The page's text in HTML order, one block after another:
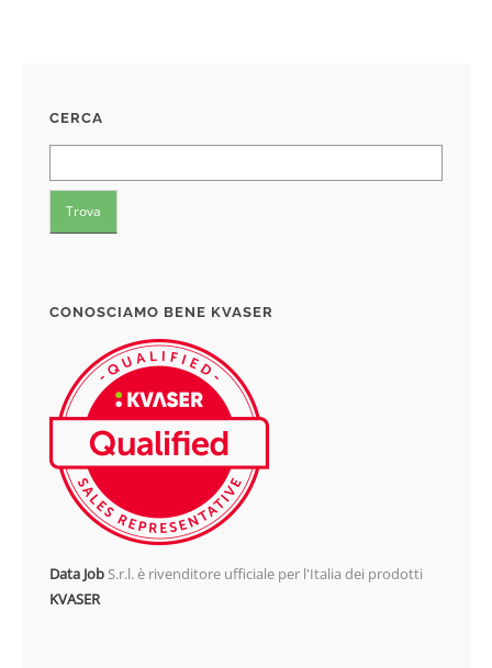
CERCA
CONOSCIAMO BENE KVASER
Data JobS.r.l. è rivenditore ufficiale per l'Italia dei prodotti
KVASER